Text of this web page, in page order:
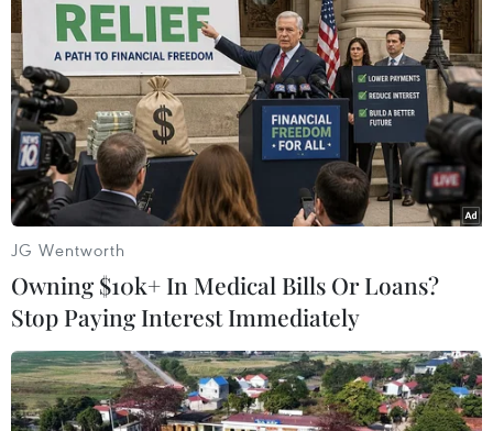
#ngà voi
#đồ trang sức
#sân bay quốc tế Jomo Kenyatta
#săn trộm Kenya
Theo dõi VietnamPlus
TIN LIÊN QUAN
JG Wentworth
Owning $10k+ In Medical Bills Or Loans?
Stop Paying Interest Immediately